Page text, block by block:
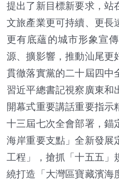
提出了新目標新要求，站
文旅產業更可持續、更長
更有底蘊的城市形象宣
源、擴影響，推動汕尾更
貫徹落實黨的二十屆四中
習近平總書記視察廣東和
開幕式重要講話重要指示
十三屆七次全會部署，錨
海岸重要支點」全新發展
工程」，搶抓「十五五」
繞打造「大灣區寶藏濱海